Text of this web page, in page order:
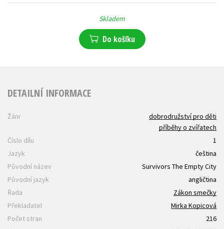
Skladem
Do košíku
DETAILNÍ INFORMACE
Žánr
dobrodružství pro děti
příběhy o zvířatech
Číslo dílu
1
Jazyk
čeština
Původní název
Survivors The Empty City
Původní jazyk
angličtina
Řada
Zákon smečky
Překladatel
Mirka Kopicová
Počet stran
216